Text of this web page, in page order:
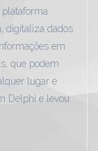
digitaliza dados
em
que podem
lugar e
Delphi e levou